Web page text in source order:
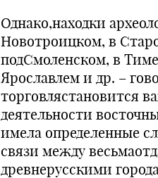
Однако,находки
Новотроицком, в
подСмоленском, в
Ярославлем и др. –
торговлястановится
деятельности
имела определенные
связи между
древнерусскими